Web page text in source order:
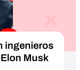
ingenieros
Musk